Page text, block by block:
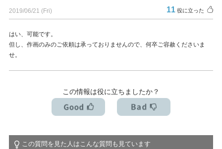
Cookie同意の設定内容を変更したい
alpha版のCubism Editorで作成したファイル(cmo3,can3,moc3)
は他のバージョンでも開けますか？
プルモデルを使いたいのですが、問題ありますか？
RLM_DIAGNOSTICS.logの確認方法
ライセンスキー1つでPC複数台は利用できる？
トライアル版とフリー版の違いは？
決済エラーのメールが届いた（クレジットカード）
解約したい（更新停止にしたい）
ライセンスを解除したい / 新しいPCに移行したい
2019/06/21 (Fri) 11 役に立った
はい、可能です。
但し、作画のみのご依頼は承っておりませんので、何卒ご容赦くださいま
せ。
この情報は役に立ちましたか？
この質問を見た人はこんな質問も見ています